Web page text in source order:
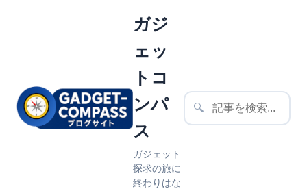
ガジ
ェッ
トコ
ンパ
ス
ガジェット
探求の旅に
終わりはな
🔍